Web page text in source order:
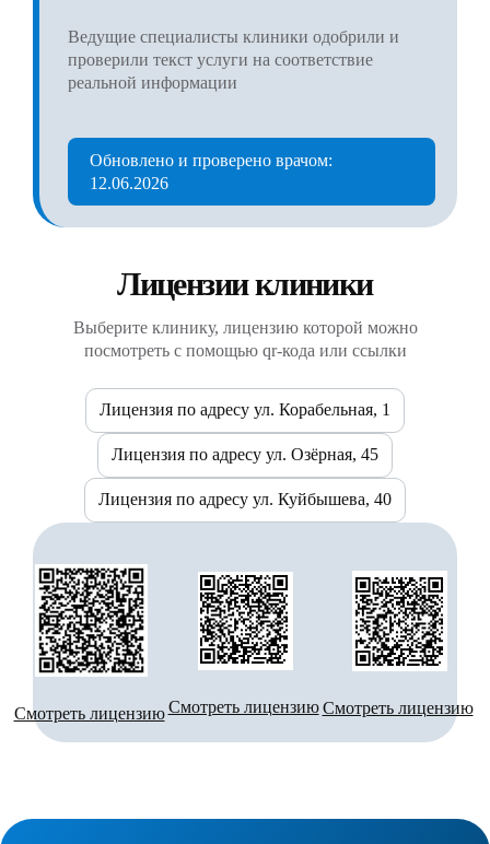
Ведущие специалисты клиники одобрили и
проверили текст услуги на соответствие
реальной информации
Обновлено и проверено врачом:
12.06.2026
Лицензии клиники
Выберите клинику, лицензию которой можно
посмотреть с помощью qr-кода или ссылки
Лицензия по адресу ул. Корабельная, 1
Лицензия по адресу ул. Озёрная, 45
Лицензия по адресу ул. Куйбышева, 40
Смотреть лицензию Смотреть лицензию Смотреть лицензию